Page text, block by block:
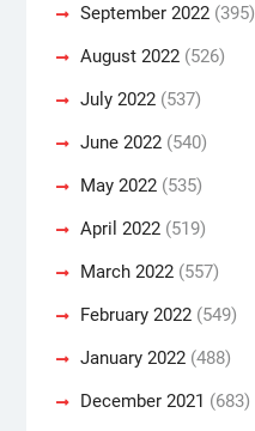
September 2022(395)
August 2022(526)
July 2022(537)
June 2022(540)
May 2022(535)
April 2022(519)
March 2022(557)
February 2022(549)
January 2022(488)
December 2021 (683)